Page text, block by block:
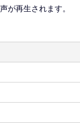
が再生されます。